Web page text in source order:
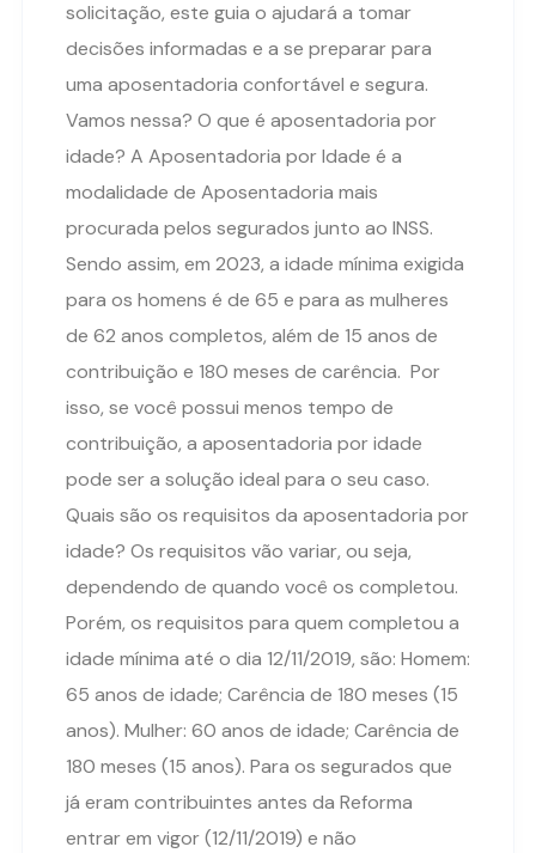
solicitação, este guia o ajudará a tomar
decisões informadas e a se preparar para
uma aposentadoria confortável e segura.
Vamos nessa? O que é aposentadoria por
idade? A Aposentadoria por Idade é a
modalidade de Aposentadoria mais
procurada pelos segurados junto ao INSS.
Sendo assim, em 2023, a idade mínima exigida
para os homens é de 65 e para as mulheres
de 62 anos completos, além de 15 anos de
contribuição e 180 meses de carência. Por
isso, se você possui menos tempo de
contribuição, a aposentadoria por idade
pode ser a solução ideal para o seu caso.
Quais são os requisitos da aposentadoria por
idade? Os requisitos vão variar, ou seja,
dependendo de quando você os completou.
Porém, os requisitos para quem completou a
idade mínima até o dia 12/11/2019, são: Homem:
65 anos de idade; Carência de 180 meses (15
anos). Mulher: 60 anos de idade; Carência de
180 meses (15 anos). Para os segurados que
já eram contribuintes antes da Reforma
entrar em vigor (12/11/2019) e não